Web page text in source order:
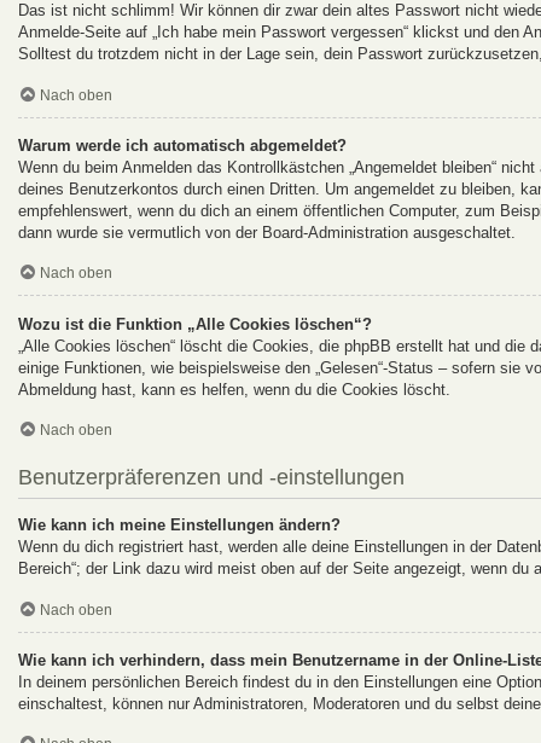
Das ist nicht schlimm! Wir können dir zwar dein altes Passwort nicht
Anmelde-Seite auf „Ich habe mein Passwort vergessen“ klickst und den
Solltest du trotzdem nicht in der Lage sein, dein Passwort
Nach oben
Warum werde ich automatisch abgemeldet?
Wenn du beim Anmelden das Kontrollkästchen „Angemeldet bleiben“
deines Benutzerkontos durch einen Dritten. Um angemeldet zu bleiben,
empfehlenswert, wenn du dich an einem öffentlichen Computer, zum
dann wurde sie vermutlich von der Board-Administration ausgeschaltet.
Nach oben
Wozu ist die Funktion „Alle Cookies löschen“?
„Alle Cookies löschen“ löscht die Cookies, die phpBB erstellt hat und
einige Funktionen, wie beispielsweise den „Gelesen“-Status – sofern sie
Abmeldung hast, kann es helfen, wenn du die Cookies löscht.
Nach oben
Benutzerpräferenzen und -einstellungen
Wie kann ich meine Einstellungen ändern?
Wenn du dich registriert hast, werden alle deine Einstellungen in der
Bereich“; der Link dazu wird meist oben auf der Seite angezeigt, wenn
Nach oben
Wie kann ich verhindern, dass mein Benutzername in der Online-
In deinem persönlichen Bereich findest du in den Einstellungen eine
einschaltest, können nur Administratoren, Moderatoren und du selbst